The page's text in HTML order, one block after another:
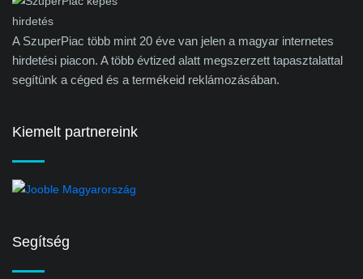
A SzuperPiac több mint 20 éve van jelen a magyar internetes
hirdetési piacon. A több évtized alatt megszerzett tapasztalattal
segítünk a céged és a termékeid reklámozásában.
Kiemelt partnereink
Segítség